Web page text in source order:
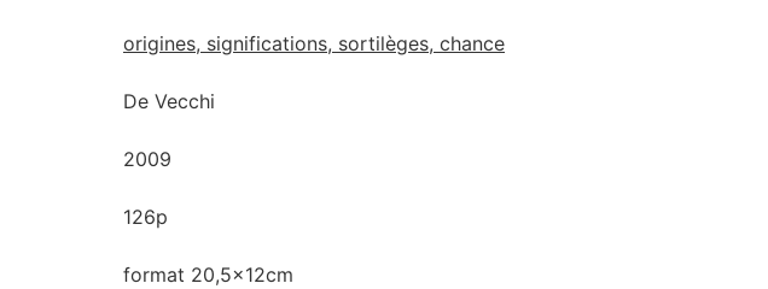
origines, significations, sortilèges, chance
De Vecchi
2009
126p
format 20,5x12cm